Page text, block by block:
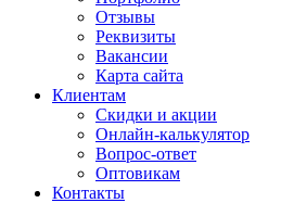
Отзывы
Реквизиты
Вакансии
Карта сайта
Клиентам
Скидки и акции
Онлайн-калькулятор
Вопрос-ответ
Оптовикам
Контакты